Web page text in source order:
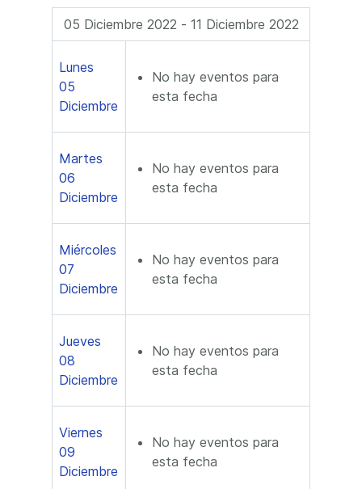
05 Diciembre 2022 - 11 Diciembre 2022
Lunes
05
Diciembre
No hay eventos para
esta fecha
Martes
06
Diciembre
No hay eventos para
esta fecha
Miércoles
07
Diciembre
No hay eventos para
esta fecha
Jueves
08
Diciembre
No hay eventos para
esta fecha
Viernes
09
Diciembre
No hay eventos para
esta fecha